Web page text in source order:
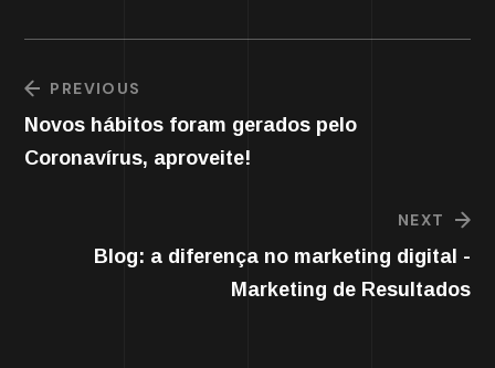
PREVIOUS
Novos hábitos foram gerados pelo
Coronavírus, aproveite!
NEXT
Blog: a diferença no marketing digital -
Marketing de Resultados